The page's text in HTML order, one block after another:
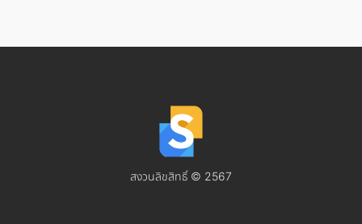
สงวนลิขสิทธิ์ © 2567